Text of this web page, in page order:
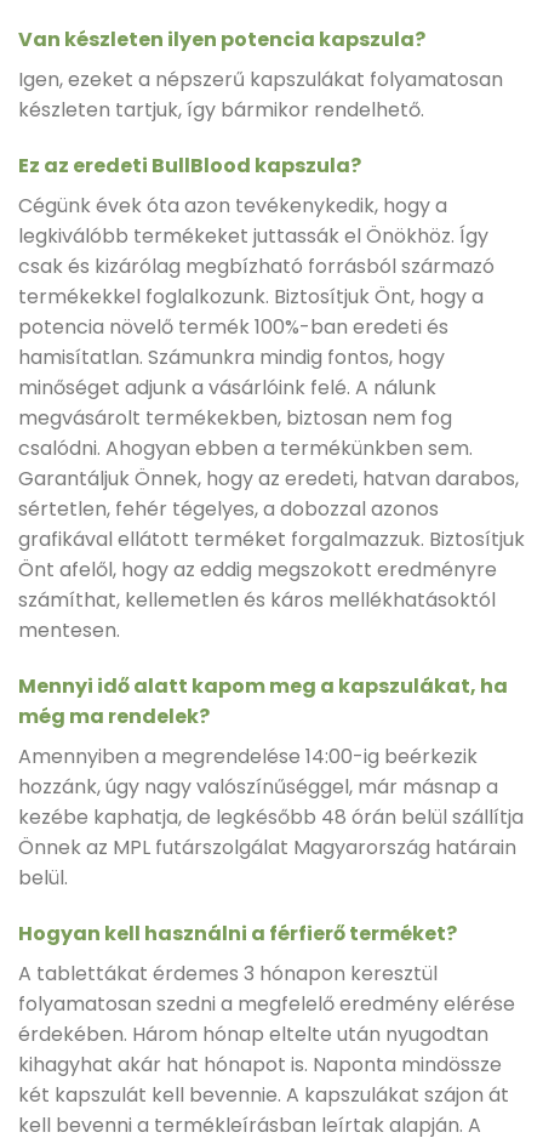
Van készleten ilyen potencia kapszula?
Igen, ezeket a népszerű kapszulákat folyamatosan
készleten tartjuk, így bármikor rendelhető.
Ez az eredeti BullBlood kapszula?
Cégünk évek óta azon tevékenykedik, hogy a
legkiválóbb termékeket juttassák el Önökhöz. Így
csak és kizárólag megbízható forrásból származó
termékekkel foglalkozunk. Biztosítjuk Önt, hogy a
potencia növelő termék 100%-ban eredeti és
hamisítatlan. Számunkra mindig fontos, hogy
minőséget adjunk a vásárlóink felé. A nálunk
megvásárolt termékekben, biztosan nem fog
csalódni. Ahogyan ebben a termékünkben sem.
Garantáljuk Önnek, hogy az eredeti, hatvan darabos,
sértetlen, fehér tégelyes, a dobozzal azonos
grafikával ellátott terméket forgalmazzuk. Biztosítjuk
Önt afelől, hogy az eddig megszokott eredményre
számíthat, kellemetlen és káros mellékhatásoktól
mentesen.
Mennyi idő alatt kapom meg a kapszulákat, ha
még ma rendelek?
Amennyiben a megrendelése 14:00-ig beérkezik
hozzánk, úgy nagy valószínűséggel, már másnap a
kezébe kaphatja, de legkésőbb 48 órán belül szállítja
Önnek az MPL futárszolgálat Magyarország határain
belül.
Hogyan kell használni a férfierő terméket?
A tablettákat érdemes 3 hónapon keresztül
folyamatosan szedni a megfelelő eredmény elérése
érdekében. Három hónap eltelte után nyugodtan
kihagyhat akár hat hónapot is. Naponta mindössze
két kapszulát kell bevennie. A kapszulákat szájon át
kell bevenni a termékleírásban leírtak alapján. A